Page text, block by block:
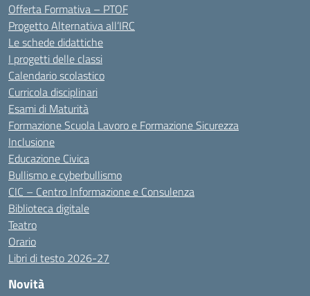
Offerta Formativa – PTOF
Progetto Alternativa all’IRC
Le schede didattiche
I progetti delle classi
Calendario scolastico
Curricola disciplinari
Esami di Maturità
Formazione Scuola Lavoro e Formazione Sicurezza
Inclusione
Educazione Civica
Bullismo e cyberbullismo
CIC – Centro Informazione e Consulenza
Biblioteca digitale
Teatro
Orario
Libri di testo 2026-27
Novità